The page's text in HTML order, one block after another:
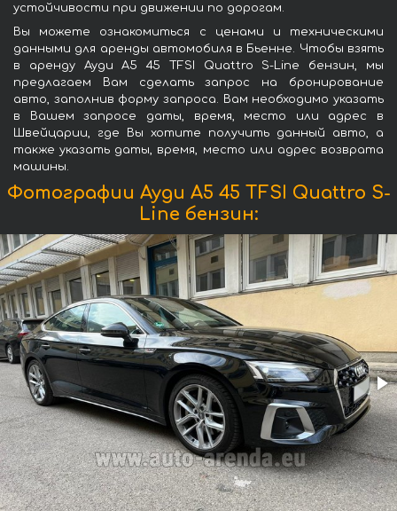
устойчивости при движении по дорогам.
Вы можете ознакомиться с ценами и техническими
данными для аренды автомобиля в Бьенне. Чтобы взять
в аренду Ауди A5 45 TFSI Quattro S-Line бензин, мы
предлагаем Вам сделать запрос на бронирование
авто, заполнив форму запроса. Вам необходимо указать
в Вашем запросе даты, время, место или адрес в
Швейцарии, где Вы хотите получить данный авто, а
также указать даты, время, место или адрес возврата
машины.
Фотографии Ауди A5 45 TFSI Quattro S-
Line бензин: